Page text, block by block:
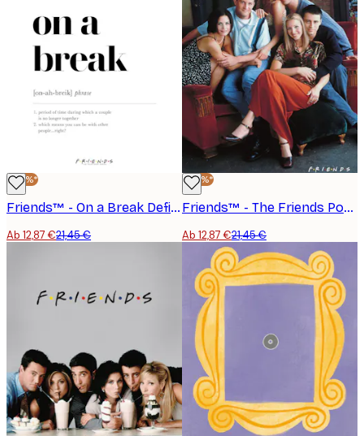
-40%*
Friends™ - On a Break Definition Poster
Ab 12,87 €21,45 €
-40%*
Friends™ - The Friends Portrayed No2 Poster
Ab 12,87 €21,45 €